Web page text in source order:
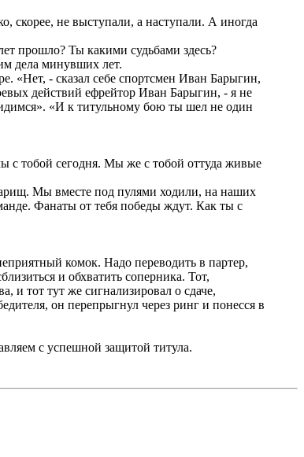
скорее, не выступали, а наступали. А иногда
прошло? Ты какими судьбами здесь?
дела минувших лет.
«Нет, - сказал себе спортсмен Иван Барыгин,
действий ефрейтор Иван Барыгин, - я не
«И к титульному бою ты шел не один
с тобой сегодня. Мы же с тобой оттуда живые
Мы вместе под пулями ходили, на наших
Фанаты от тебя победы ждут. Как ты с
комок. Надо переводить в партер,
и обхватить соперника. Тот,
тот тут же сигнализировал о сдаче,
он перепрыгнул через ринг и понесся в
с успешной защитой титула.